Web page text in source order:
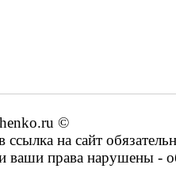
©
на сайт
ваши права нарушены -